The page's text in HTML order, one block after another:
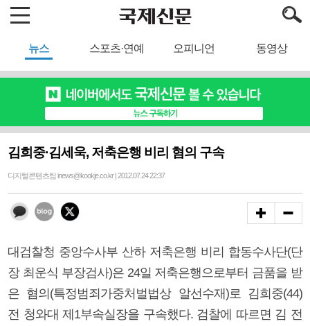
뉴스 스포츠·연예 오피니언 동영상
김희중·김세욱, 저축은행 비리 혐의 구속
디지털콘텐츠팀 inews@kookje.co.kr | 2012.07.24 22:37
대검찰청 중앙수사부 산하 저축은행 비리 합동수사단(단
장 최운식 부장검사)은 24일 저축은행으로부터 금품을 받
은 혐의(특정범죄가중처벌법상 알선수재)로 김희중(44)
전 청와대 제1부속실장을 구속했다. 검찰에 따르면 김 전